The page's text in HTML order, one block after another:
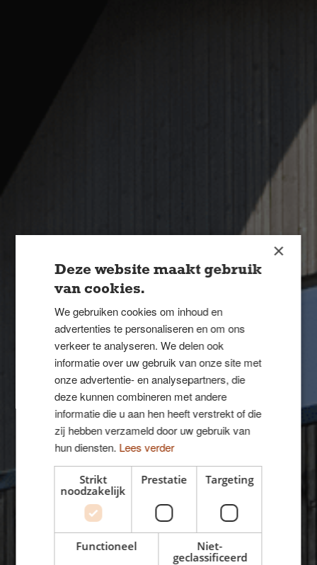
Eengezinswoningen
Eengezinswoning,
Bergen
×
Deze website maakt gebruik
van cookies.
We gebruiken cookies om inhoud en
advertenties te personaliseren en om ons
verkeer te analyseren. We delen ook
informatie over uw gebruik van onze site met
onze advertentie- en analysepartners, die
deze kunnen combineren met andere
informatie die u aan hen heeft verstrekt of die
zij hebben verzameld door uw gebruik van
hun diensten. Lees verder
Strikt
noodzakelijk
Prestatie Targeting
Functioneel
Niet-
geclassificeerd